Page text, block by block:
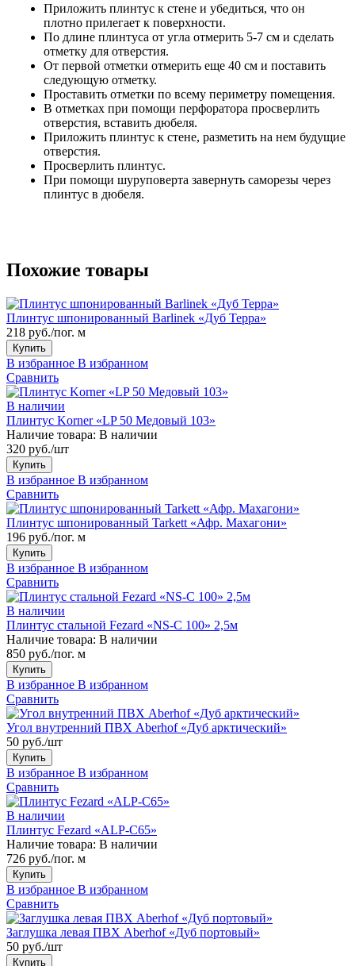
Приложить плинтус к стене и убедиться, что он
плотно прилегает к поверхности.
По длине плинтуса от угла отмерить 5-7 см и сделать
отметку для отверстия.
От первой отметки отмерить еще 40 см и поставить
следующую отметку.
Проставить отметки по всему периметру помещения.
В отметках при помощи перфоратора просверлить
отверстия, вставить дюбеля.
Приложить плинтус к стене, разметить на нем будущие
отверстия.
Просверлить плинтус.
При помощи шуруповерта завернуть саморезы через
плинтус в дюбеля.
Похожие товары
Плинтус шпонированный Barlinek «Дуб Терра»
218 руб./пог. м
Купить
В избранное В избранном
Сравнить
В наличии
Плинтус Korner «LP 50 Медовый 103»
Наличие товара: В наличии
320 руб./шт
Купить
В избранное В избранном
Сравнить
Плинтус шпонированный Tarkett «Афр. Махагони»
196 руб./пог. м
Купить
В избранное В избранном
Сравнить
В наличии
Плинтус стальной Fezard «NS-C 100» 2,5м
Наличие товара: В наличии
850 руб./пог. м
Купить
В избранное В избранном
Сравнить
Угол внутренний ПВХ Aberhof «Дуб арктический»
50 руб./шт
Купить
В избранное В избранном
Сравнить
В наличии
Плинтус Fezard «ALP-С65»
Наличие товара: В наличии
726 руб./пог. м
Купить
В избранное В избранном
Сравнить
Заглушка левая ПВХ Aberhof «Дуб портовый»
50 руб./шт
Купить